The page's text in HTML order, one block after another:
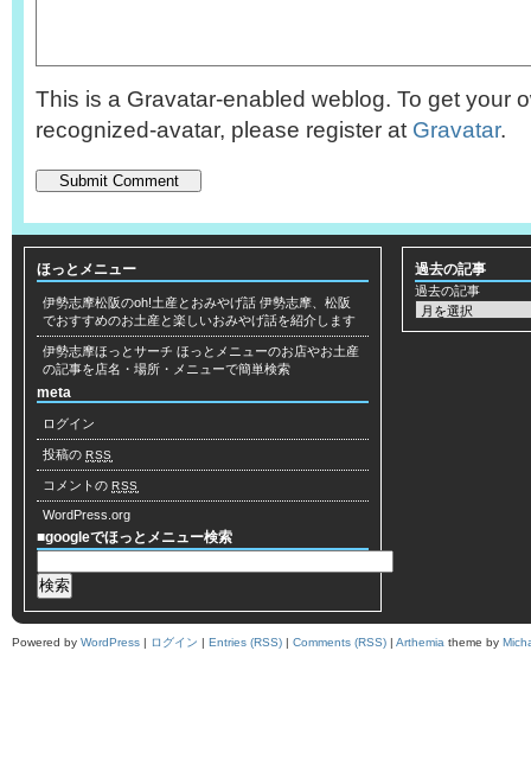
This is a Gravatar-enabled weblog. To get your
recognized-avatar, please register at Gravatar.
ほっとメニュー
伊勢志摩松阪のoh!土産とおみやげ話 伊勢志摩、松阪
でおすすめのお土産と楽しいおみやげ話を紹介します
伊勢志摩ほっとサーチ ほっとメニューのお店やお土産
の記事を店名・場所・メニューで簡単検索
meta
ログイン
投稿の RSS
コメントの RSS
WordPress.org
■googleでほっとメニュー検索
過去の記事
過去の記事
Powered by WordPress | ログイン | Entries (RSS) | Comments (RSS) | Arthemia theme by